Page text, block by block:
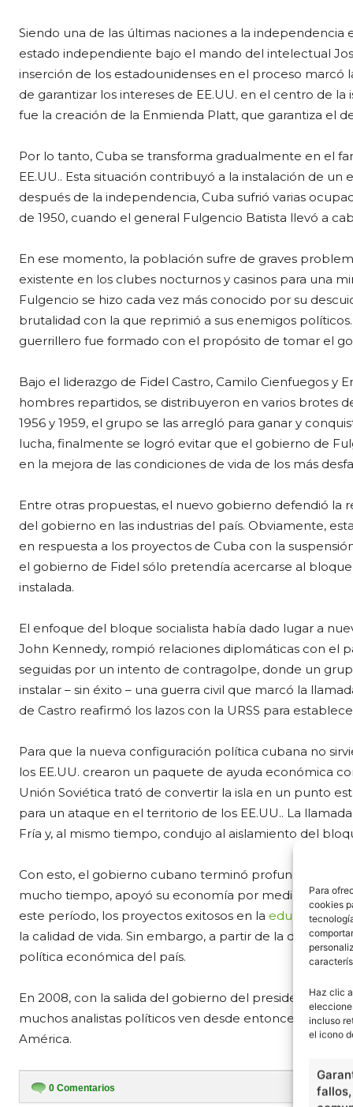
Para
cookies
Haz clic
incluso
el icono
Siendo una de las últimas naciones a la
estado independiente bajo el mando del intelectual
inserción de los estadounidenses en el proceso
de garantizar los intereses de EE.UU. en el centro de
fue la creación de la Enmienda Platt, que garantiza el
Por lo tanto, Cuba se transforma gradualmente en el
EE.UU.. Esta situación contribuyó a la instalación de
después de la independencia, Cuba sufrió varias
de 1950, cuando el general Fulgencio Batista llevó a
En ese momento, la población sufre de graves
existente en los clubes nocturnos y casinos para una
Fulgencio se hizo cada vez más conocido por su
brutalidad con la que reprimió a sus enemigos
guerrillero fue formado con el propósito de tomar el
Bajo el liderazgo de Fidel Castro, Camilo Cienfuegos y
hombres repartidos, se distribuyeron en varios brotes
1956 y 1959, el grupo se las arregló para ganar y
lucha, finalmente se logró evitar que el gobierno de
en la mejora de las condiciones de vida de los más
Entre otras propuestas, el nuevo gobierno defendió la
del gobierno en las industrias del país. Obviamente,
en respuesta a los proyectos de Cuba con la
el gobierno de Fidel sólo pretendía acercarse al
instalada.
El enfoque del bloque socialista había dado lugar a
John Kennedy, rompió relaciones diplomáticas con el
seguidas por un intento de contragolpe, donde un
instalar – sin éxito – una guerra civil que marcó la
de Castro reafirmó los lazos con la URSS para
Para que la nueva configuración política cubana no
los EE.UU. crearon un paquete de ayuda económica
Unión Soviética trató de convertir la isla en un punto
para un ataque en el territorio de los EE.UU.. La
Fría y, al mismo tiempo, condujo al aislamiento del
Con esto, el gobierno cubano terminó profundizando
mucho tiempo, apoyó su economía por medio de
este período, los proyectos exitosos en la educación
la calidad de vida. Sin embargo, a partir de la década
política económica del país.
En 2008, con la salida del gobierno del presidente
muchos analistas políticos ven desde entonces un
América.
0 Comentarios